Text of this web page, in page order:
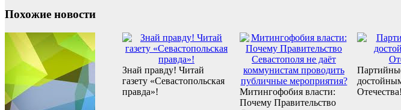
Похожие новости
Знай правду! Читай
газету «Севастопольская
правда»!
Митингофобия власти:
Почему Правительство
Отечества!